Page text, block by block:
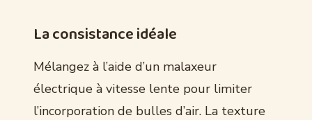
La consistance idéale
Mélangez à l’aide d’un malaxeur
électrique à vitesse lente pour limiter
l’incorporation de bulles d’air. La texture